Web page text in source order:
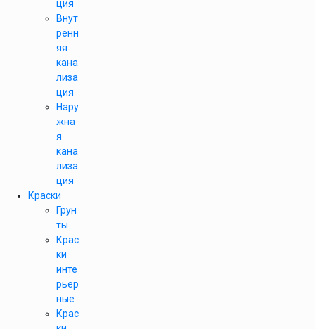
ция
Внут
ренн
яя
кана
лиза
ция
Нару
жна
я
кана
лиза
ция
Краски
Грун
ты
Крас
ки
инте
рьер
ные
Крас